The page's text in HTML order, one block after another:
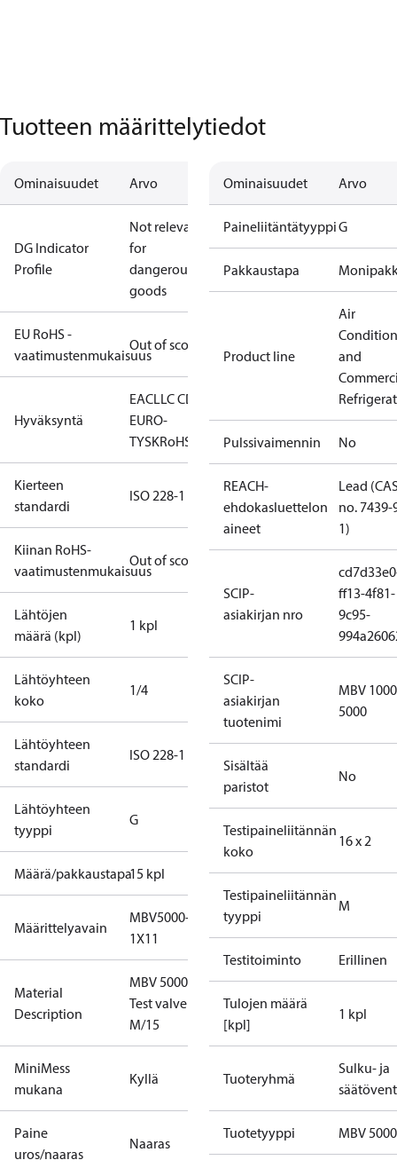
Tuotteen määrittelytiedot
Ominaisuudet Arvo
DG Indicator
Profile
Not relevant
for
dangerous
goods
EU RoHS -
vaatimustenmukaisuus
Out of scope
Hyväksyntä
EACLLC CDC
EURO-
TYSKRoHS
Kierteen
standardi
ISO 228-1
Kiinan RoHS-
vaatimustenmukaisuus
Out of scope
Lähtöjen
määrä (kpl)
1 kpl
Lähtöyhteen
koko
1/4
Lähtöyhteen
standardi
ISO 228-1
Lähtöyhteen
tyyppi
G
Määrä/pakkaustapa15 kpl
Määrittelyavain
MBV5000-
1X11
Material
Description
MBV 5000
Test valve
M/15
MiniMess
mukana
Kyllä
Paine
uros/naaras
Naaras
Ominaisuudet Arvo
PaineliitäntätyyppiG
Pakkaustapa
Product line
Air
and
Pulssivaimennin No
REACH-
ehdokasluettelon
aineet
Lead
no. 7439-
1)
SCIP-
asiakirjan nro
ff13-4f81-
9c95-
SCIP-
asiakirjan
tuotenimi
MBV
5000
Sisältää
paristot
No
Testipaineliitännän
koko
16 x 2
Testipaineliitännän
tyyppi
M
Testitoiminto Erillinen
Tulojen määrä
[kpl]
1 kpl
Tuoteryhmä
Sulku- ja
Tuotetyyppi MBV 5000